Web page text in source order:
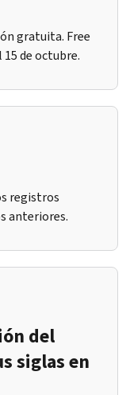
gratuita. Free
de octubre.
registros
anteriores.
del
siglas en